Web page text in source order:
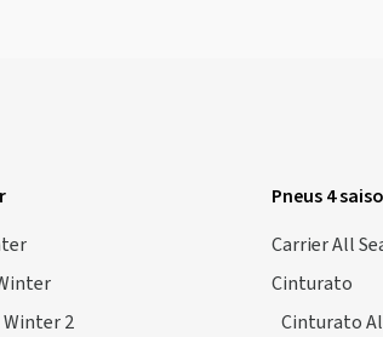
2
Pneus 4
Carrier All
Cinturato
Cinturato